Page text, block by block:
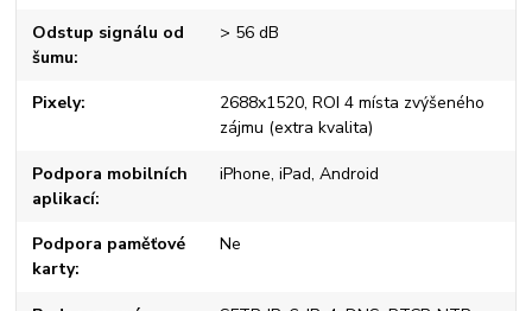
Odstup signálu od
šumu
> 56 dB
Pixely
2688x1520, ROI 4 místa zvýšeného
zájmu (extra kvalita)
Podpora mobilních
aplikací
iPhone, iPad, Android
Podpora paměťové
karty
Ne